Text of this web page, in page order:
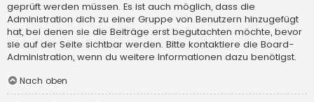
geprüft werden müssen. Es ist auch möglich, dass die
Administration dich zu einer Gruppe von Benutzern hinzugefügt
hat, bei denen sie die Beiträge erst begutachten möchte, bevor
sie auf der Seite sichtbar werden. Bitte kontaktiere die Board-
Administration, wenn du weitere Informationen dazu benötigst.
Nach oben